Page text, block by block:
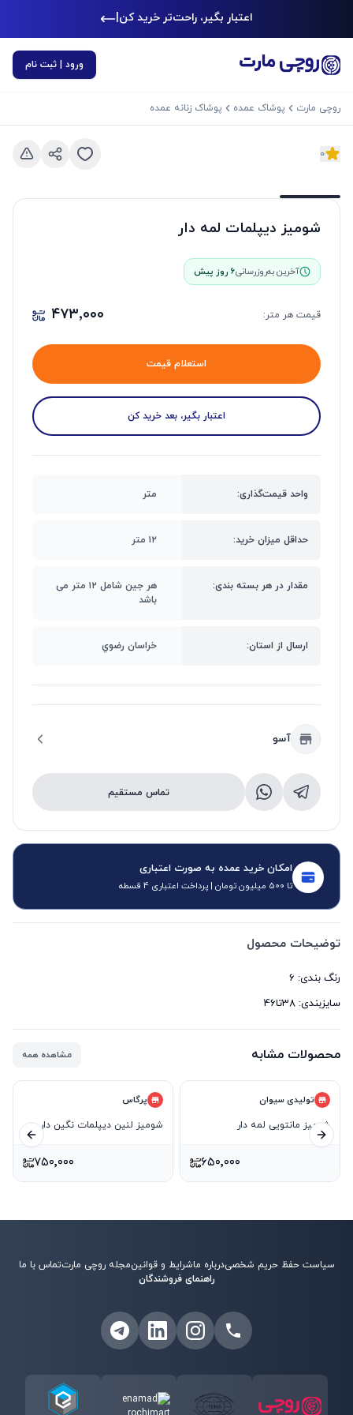
اعتبار بگیر، راحت‌تر خرید کن
ورود | ثبت نام
روچی مارت پوشاک عمده پوشاک زنانه عمده
0
شومیز دیپلمات لمه دار
آخرین به‌روزرسانی6 روز پیش
قیمت هر متر: ۴۷۳٬۰۰۰
استعلام قیمت
اعتبار بگیر، بعد خرید کن
واحد قیمت‌گذاری: متر
حداقل میزان خرید: ۱۲ متر
مقدار در هر بسته بندی:
هر جین شامل ۱۲ متر می
باشد
ارسال از استان: خراسان رضوي
آسو
تماس مستقیم
امکان خرید عمده به صورت اعتباری
تا 500 میلیون تومان | پرداخت اعتباری 4 قسطه
توضیحات محصول
سایزبندی: 38تا46
محصولات مشابه مشاهده همه
پرگاس
شومیز لنین دیپلمات نگین دار
۷۵۰٬۰۰۰
تولیدی سیوان
شومیز مانتویی لمه دار
۶۵۰٬۰۰۰
اسلاید قبلی بعدی
سیاست حفظ حریم شخصیدرباره ماشرایط و قوانینمجله روچی مارتتماس با ما
راهنمای فروشندگان